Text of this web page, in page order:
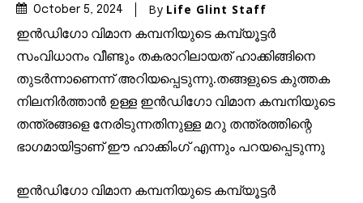
October 5, 2024 By Life Glint Staff
ഇൻഡിഗോ വിമാന കമ്പനിയുടെ കമ്പ്യൂട്ടർ
സംവിധാനം വീണ്ടും തകരാറിലായത് ഹാക്കിങ്ങിനെ
തുടർന്നാണെന്ന് അറിയപ്പെടുന്നു.തങ്ങളുടെ കുത്തക
നിലനിർത്താൻ ഉള്ള ഇൻഡിഗോ വിമാന കമ്പനിയുടെ
തന്ത്രങ്ങളെ നേരിടുന്നതിനുള്ള മറു തന്ത്രത്തിന്റെ
ഭാഗമായിട്ടാണ് ഈ ഹാക്കിംഗ് എന്നും പറയപ്പെടുന്നു
ഇൻഡിഗോ വിമാന കമ്പനിയുടെ കമ്പ്യൂട്ടർ